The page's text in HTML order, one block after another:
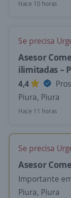
Hace 10 horas
Se precisa
Asesor
ilimitadas –
4,4
Piura, Piura
Hace 11 horas
Se precisa
Asesor
Importante
Piura, Piura